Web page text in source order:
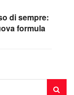
di sempre:
formula